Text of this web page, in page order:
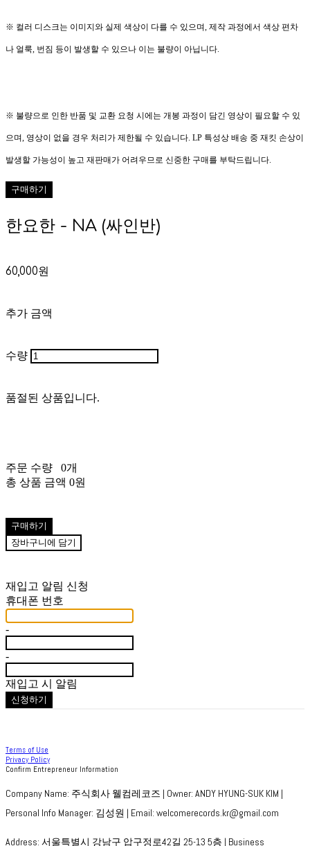
※ 컬러 디스크는 이미지와 실제 색상이 다를 수 있으며, 제작 과정에서 색상 편차
나 얼룩, 번짐 등이 발생할 수 있으나 이는 불량이 아닙니다.
※ 불량으로 인한 반품 및 교환 요청 시에는 개봉 과정이 담긴 영상이 필요할 수 있
으며, 영상이 없을 경우 처리가 제한될 수 있습니다. LP 특성상 배송 중 재킷 손상이
발생할 가능성이 높고 재판매가 어려우므로 신중한 구매를 부탁드립니다.
구매하기
한요한 - NA (싸인반)
60,000원
추가 금액
수량
품절된 상품입니다.
주문 수량
0개
총 상품 금액 0원
구매하기
장바구니에 담기
재입고 알림 신청
휴대폰 번호
-
-
재입고 시 알림
신청하기
Terms of Use
Privacy Policy
Confirm Entrepreneur Information
Company Name: 주식회사 웰컴레코즈 | Owner: ANDY HYUNG-SUK KIM |
Personal Info Manager: 김성원 | Email: welcomerecords.kr@gmail.com
Address: 서울특별시 강남구 압구정로42길 25-13 5층 | Business